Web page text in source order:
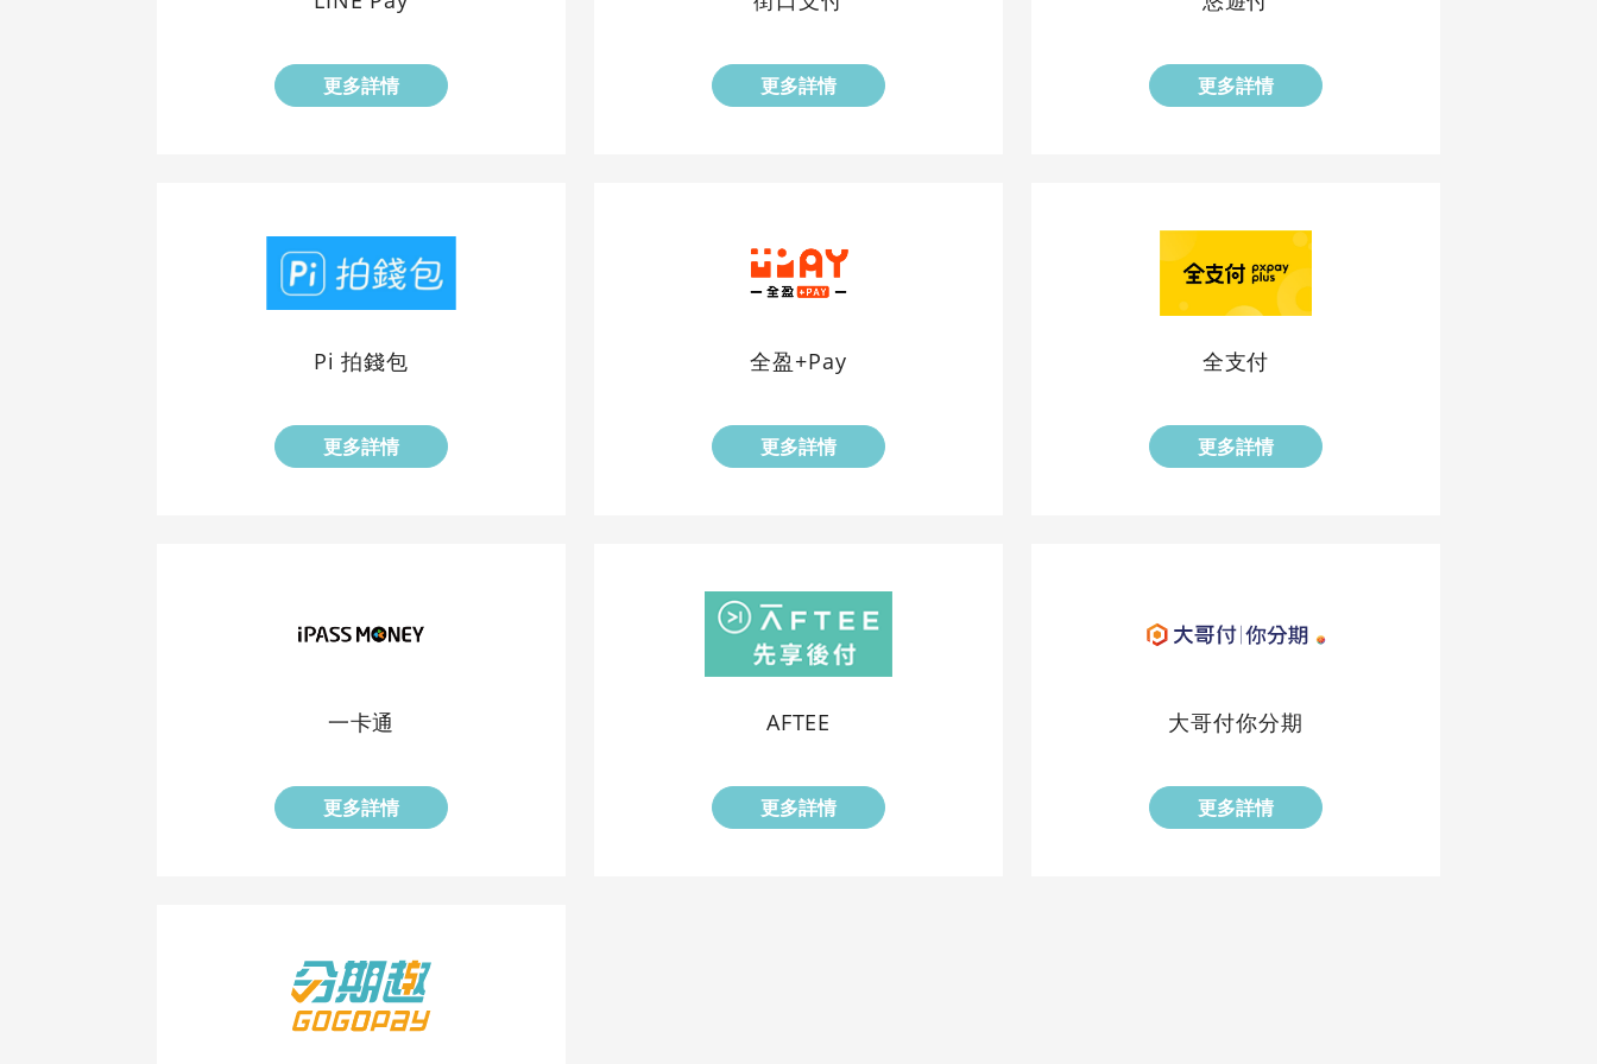
更多詳情 更多詳情 更多詳情
Pi 拍錢包
更多詳情
全盈+Pay
更多詳情
全支付
更多詳情
一卡通
更多詳情
AFTEE
更多詳情
大哥付你分期
更多詳情